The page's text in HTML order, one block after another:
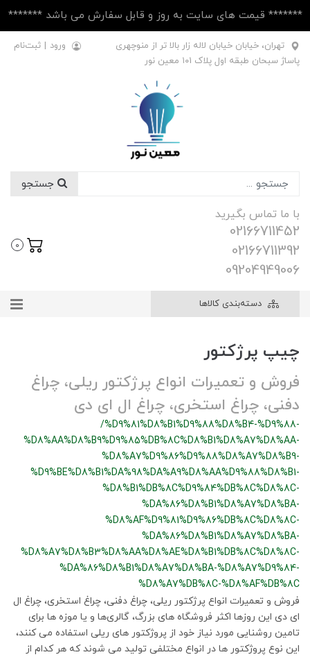
******* قیمت های سایت به روز و قابل سفارش می باشد *******
تهران، خیابان خیابان لاله زار بالا تر از منوچهری
پاساژ سبحان طبقه اول پلاک ۱۰1 معین نور
ورود | ثبت‌نام
با ما تماس بگیرید
02166711452
02166711392
09204949006
0
دسته‌بندی کالاها
چیپ پرژکتور
فروش و تعمیرات انواع پرژکتور ریلی، چراغ
دفنی، چراغ استخری، چراغ ال ای دی
/%D9%81%D8%B1%D9%88%D8%B4-%D9%88-
%D8%AA%D8%B9%D9%85%DB%8C%D8%B1%D8%A7%D8%AA-
%D8%A7%D9%86%D9%88%D8%A7%D8%B9-
%D9%BE%D8%B1%DA%98%DA%A9%D8%AA%D9%88%D8%B1-
%D8%B1%DB%8C%D9%84%DB%8C%D8%8C-
%DA%86%D8%B1%D8%A7%D8%BA-
%D8%AF%D9%81%D9%86%DB%8C%D8%8C-
%DA%86%D8%B1%D8%A7%D8%BA-
%D8%A7%D8%B3%D8%AA%D8%AE%D8%B1%DB%8C%D8%8C-
%DA%86%D8%B1%D8%A7%D8%BA-%D8%A7%D9%84-
%D8%A7%DB%8C-%D8%AF%DB%8C
فروش و تعمیرات انواع پرژکتور ریلی، چراغ دفنی، چراغ استخری، چراغ ال
ای دی این روزها اکثر فروشگاه های بزرگ، گالری‌ها و یا موزه ها برای
تامین روشنایی مورد نیاز خود از پروژکتور های ریلی استفاده می کنند،
این نوع پروژکتور ها در انواع مختلفی تولید می شوند که هر کدام از